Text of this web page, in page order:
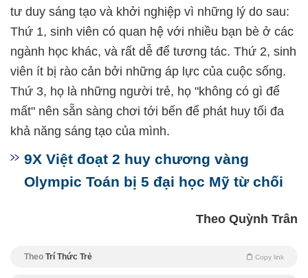
tư duy sáng tạo và khởi nghiệp vì những lý do sau:
Thứ 1, sinh viên có quan hệ với nhiều bạn bè ở các
ngành học khác, và rất dễ để tương tác. Thứ 2, sinh
viên ít bị rào cản bởi những áp lực của cuộc sống.
Thứ 3, họ là những người trẻ, họ "không có gì để
mất" nên sẵn sàng chơi tới bến để phát huy tối đa
khả năng sáng tạo của mình.
9X Việt đoạt 2 huy chương vàng
Olympic Toán bị 5 đại học Mỹ từ chối
Theo Quỳnh Trân
Theo Trí Thức Trẻ Copy link